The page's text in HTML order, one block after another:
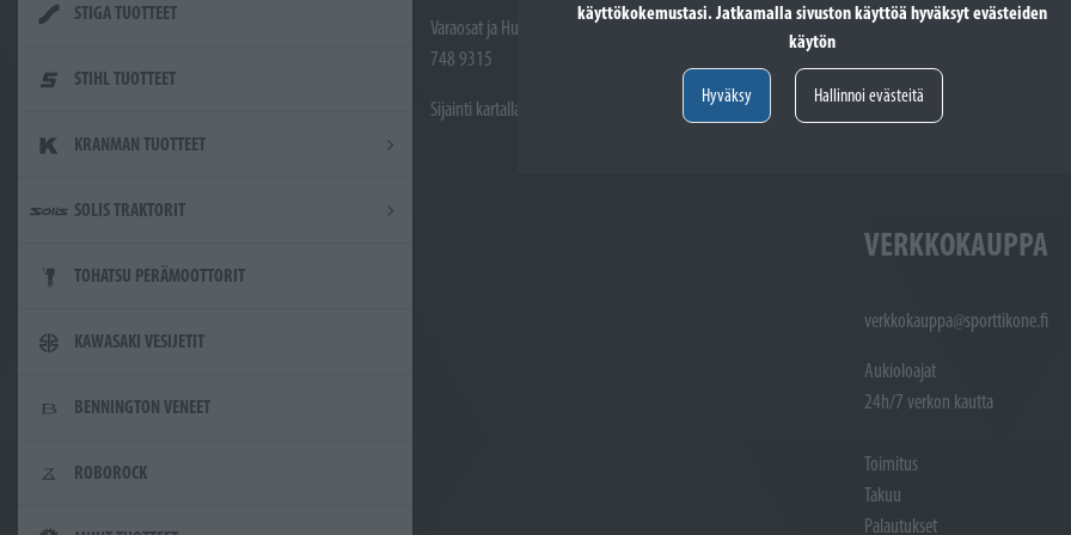
käyttökokemustasi. Jatkamalla sivuston käyttöä hyväksyt evästeiden
käytön
Hyväksy Hallinnoi evästeitä
STIGA TUOTTEET
STIHL TUOTTEET
KRANMAN TUOTTEET
SOLIS TRAKTORIT
TOHATSU PERÄMOOTTORIT
KAWASAKI VESIJETIT
BENNINGTON VENEET
ROBOROCK
Varaosat ja Huoltotöiden vastaanotto: (02)
748 9315
Sijainti kartalla
Varaosat: (02) 721 1407
Huoltotöiden vastaanotto: 02 7211405
Sijainti kartalla
VERKKOKAUPPA
verkkokauppa@sporttikone.fi
Aukioloajat
24h/7 verkon kautta
Toimitus
Takuu
Palautukset